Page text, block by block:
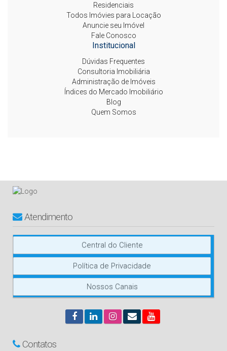
Residenciais
Todos Imóvies para Locação
Anuncie seu Imóvel
Fale Conosco
Institucional
Dúvidas Frequentes
Consultoria Imobiliária
Administração de Imóveis
Índices do Mercado Imobiliário
Blog
Quem Somos
Atendimento
Central do Cliente
Política de Privacidade
Nossos Canais
Contatos